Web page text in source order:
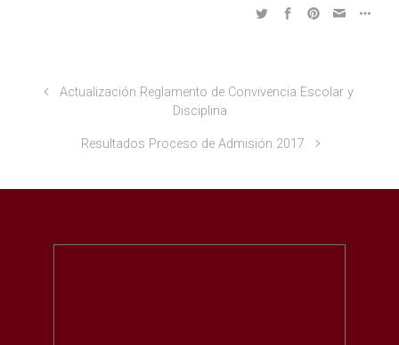
Actualización Reglamento de Convivencia Escolar y
Disciplina
Resultados Proceso de Admisión 2017